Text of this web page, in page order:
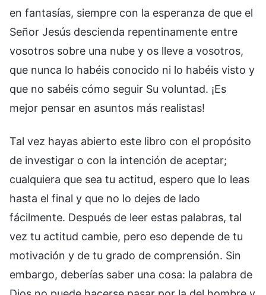
en fantasías, siempre con la esperanza de que el
Señor Jesús descienda repentinamente entre
vosotros sobre una nube y os lleve a vosotros,
que nunca lo habéis conocido ni lo habéis visto y
que no sabéis cómo seguir Su voluntad. ¡Es
mejor pensar en asuntos más realistas!
Tal vez hayas abierto este libro con el propósito
de investigar o con la intención de aceptar;
cualquiera que sea tu actitud, espero que lo leas
hasta el final y que no lo dejes de lado
fácilmente. Después de leer estas palabras, tal
vez tu actitud cambie, pero eso depende de tu
motivación y de tu grado de comprensión. Sin
embargo, deberías saber una cosa: la palabra de